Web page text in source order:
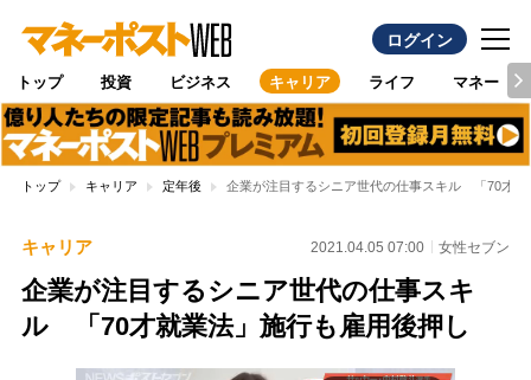
ログイン
トップ 投資 ビジネス キャリア ライフ マネー
トップ キャリア 定年後 企業が注目するシニア世代の仕事スキル 「70才就
キャリア 2021.04.05 07:00 女性セブン
企業が注目するシニア世代の仕事スキ
ル 「70才就業法」施行も雇用後押し